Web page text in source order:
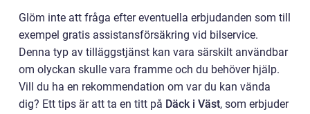
Glöm inte att fråga efter eventuella erbjudanden som till
exempel gratis assistansförsäkring vid bilservice.
Denna typ av tilläggstjänst kan vara särskilt användbar
om olyckan skulle vara framme och du behöver hjälp.
Vill du ha en rekommendation om var du kan vända
dig? Ett tips är att ta en titt på Däck i Väst, som erbjuder